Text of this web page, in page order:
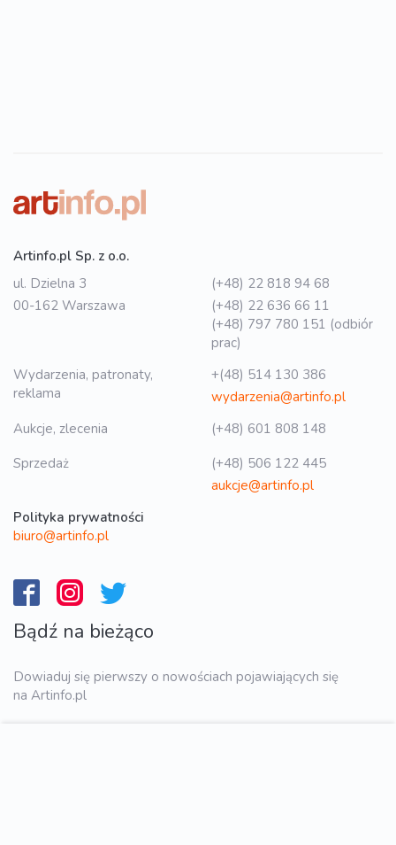
Artinfo.pl Sp. z o.o.
ul. Dzielna 3
00-162 Warszawa
(+48) 22 818 94 68
(+48) 22 636 66 11
(+48) 797 780 151 (odbiór
prac)
Wydarzenia, patronaty,
reklama
+(48) 514 130 386
wydarzenia@artinfo.pl
Aukcje, zlecenia
(+48) 601 808 148
Sprzedaż
(+48) 506 122 445
aukcje@artinfo.pl
Polityka prywatności
biuro@artinfo.pl
Bądź na bieżąco
Dowiaduj się pierwszy o nowościach pojawiających się
na Artinfo.pl